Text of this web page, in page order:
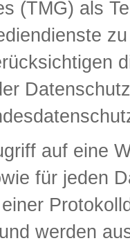
(TMG) als
auf eine
für jeden
werden